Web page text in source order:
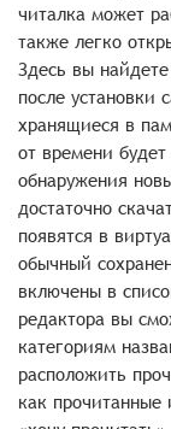
читалка может
также легко
Здесь вы
после установки
хранящиеся в
от времени
обнаружения
достаточно
появятся в
обычный
включены в
редактора вы
категориям
расположить
как прочитанные